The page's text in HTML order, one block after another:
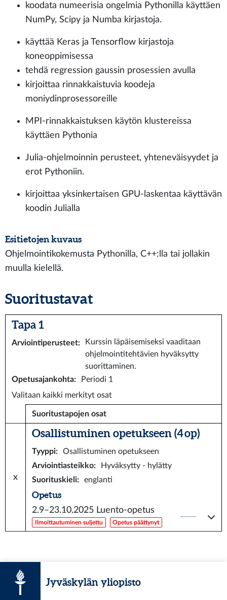
koodata numeerisia ongelmia Pythonilla käyttäen
NumPy, Scipy ja Numba kirjastoja.
käyttää Keras ja Tensorflow kirjastoja
koneoppimisessa
tehdä regression gaussin prosessien avulla
kirjoittaa rinnakkaistuvia koodeja
moniydinprosessoreille
MPI-rinnakkaistuksen käytön klustereissa
käyttäen Pythonia
Julia-ohjelmoinnin perusteet, yhteneväisyydet ja
erot Pythoniin.
kirjoittaa yksinkertaisen GPU-laskentaa käyttävän
koodin Julialla
Esitietojen kuvaus
Ohjelmointikokemusta Pythonilla, C++:lla tai jollakin
muulla kielellä.
Suoritustavat
Tapa 1
Arviointiperusteet:
Kurssin läpäisemiseksi vaaditaan
ohjelmointitehtävien hyväksytty
suorittaminen.
Opetusajankohta:
Periodi 1
Valitaan kaikki merkityt osat
Suoritustapojen osat
x
Osallistuminen opetukseen (4 op)
Tyyppi:
Osallistuminen opetukseen
Arviointiasteikko:
Hyväksytty - hylätty
Suorituskieli: englanti
Opetus
2.9–23.10.2025 Luento-opetus
Ilmoittautuminen suljettu Opetus päättynyt
Jyväskylän yliopisto